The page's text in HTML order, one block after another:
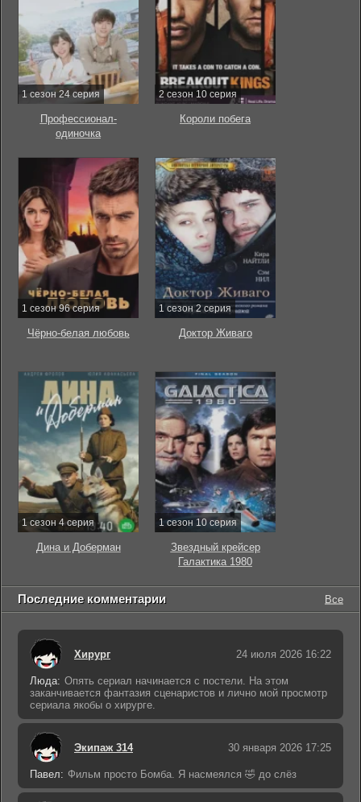
1 сезон 24 серия
Профессионал-
одиночка
2 сезон 10 серия
Короли побега
1 сезон 96 серия
Чёрно-белая любовь
1 сезон 2 серия
Доктор Живаго
1 сезон 4 серия
Дина и Доберман
1 сезон 10 серия
Звездный крейсер
Галактика 1980
Последние комментарии Все
Хирург 24 июля 2026 16:22
Люда: Опять сериал начинается с постели. На этом
заканчивается фантазия сценаристов и лично мой просмотр
сериала якобы о хирурге.
Экипаж 314 30 января 2026 17:25
Павел: Фильм просто Бомба. Я насмеялся 🤣 до слёз